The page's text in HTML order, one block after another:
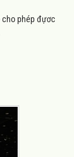
cho phép đựơc